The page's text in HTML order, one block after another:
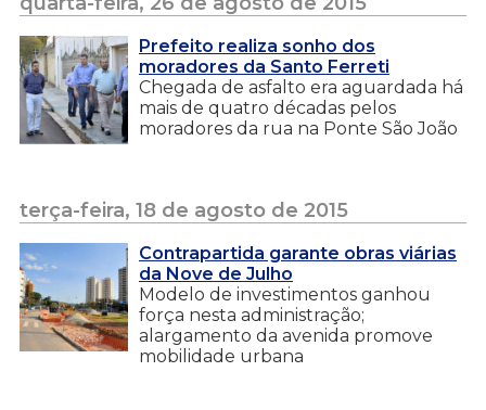
Prefeito realiza sonho dos
moradores da Santo Ferreti
Chegada de asfalto era aguardada há
mais de quatro décadas pelos
moradores da rua na Ponte São João
terça-feira, 18 de agosto de 2015
Contrapartida garante obras viárias
da Nove de Julho
Modelo de investimentos ganhou
força nesta administração;
alargamento da avenida promove
mobilidade urbana